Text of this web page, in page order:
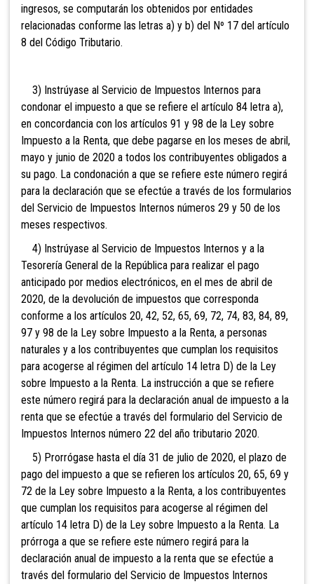
ingresos, se computarán los obtenidos por entidades
relacionadas conforme las letras a) y b) del Nº 17 del artículo
8 del Código Tributario.
3) Instrúyase al Servicio de Impuestos Internos para
condonar el impuesto a que se refiere el artículo 84 letra a),
en concordancia con los artículos 91 y 98 de la Ley sobre
Impuesto a la Renta, que debe pagarse en los meses de abril,
mayo y junio de 2020 a todos los contribuyentes obligados a
su pago. La condonación a que se refiere este número regirá
para la declaración que se efectúe a través de los formularios
del Servicio de Impuestos Internos números 29 y 50 de los
meses respectivos.
4) Instrúyase al Servicio de Impuestos Internos y a la
Tesorería General de la República para realizar el pago
anticipado por medios electrónicos, en el mes de abril de
2020, de la devolución de impuestos que corresponda
conforme a los artículos 20, 42, 52, 65, 69, 72, 74, 83, 84, 89,
97 y 98 de la Ley sobre Impuesto a la Renta, a personas
naturales y a los contribuyentes que cumplan los requisitos
para acogerse al régimen del artículo 14 letra D) de la Ley
sobre Impuesto a la Renta. La instrucción a que se refiere
este número regirá para la declaración anual de impuesto a la
renta que se efectúe a través del formulario del Servicio de
Impuestos Internos número 22 del año tributario 2020.
5) Prorrógase hasta el día 31 de julio de 2020, el plazo de
pago del impuesto a que se refieren los artículos 20, 65, 69 y
72 de la Ley sobre Impuesto a la Renta, a los contribuyentes
que cumplan los requisitos para acogerse al régimen del
artículo 14 letra D) de la Ley sobre Impuesto a la Renta. La
prórroga a que se refiere este número regirá para la
declaración anual de impuesto a la renta que se efectúe a
través del formulario del Servicio de Impuestos Internos